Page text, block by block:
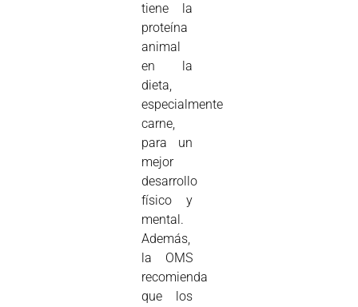
tiene la
proteína
animal
en la
dieta,
especialmente
carne,
para un
mejor
desarrollo
físico y
mental.
Además,
la OMS
recomienda
que los